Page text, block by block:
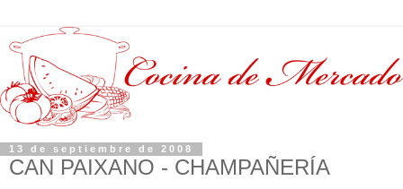
13 de septiembre de 2008
CAN PAIXANO - CHAMPAÑERÍA